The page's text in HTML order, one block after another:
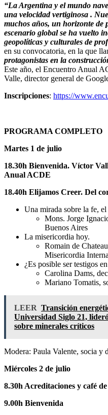
“La Argentina y el mundo
una velocidad vertiginosa .
muchos años, un horizonte de
escenario global se ha vuelto
geopolíticas y culturales de
en su convocatoria, en la que
protagonistas en la
Este año, el Encuentro Anual
Valle, director general de
Inscripciones: https://
PROGRAMA COMPLETO
Martes 1 de julio
18.30h Bienvenida. Víctor
Anual ACDE
18.40h Elijamos Creer. Del
Una mirada sobre la fe,
Mons. Jorge
Buenos Aires
La misericordia hoy.
Romain de
Misericordia
¿Es posible ser testigos
Carolina Dams,
Mariano Tomatis,
LEER Transición
Universidad Siglo 21,
sobre minerales críticos
Modera: Paula Valente, socia y
Miércoles 2 de julio
8.30h Acreditaciones y café
9.00h Bienvenida